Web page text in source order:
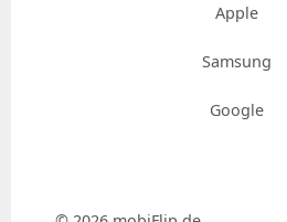
Apple
Samsung
Google